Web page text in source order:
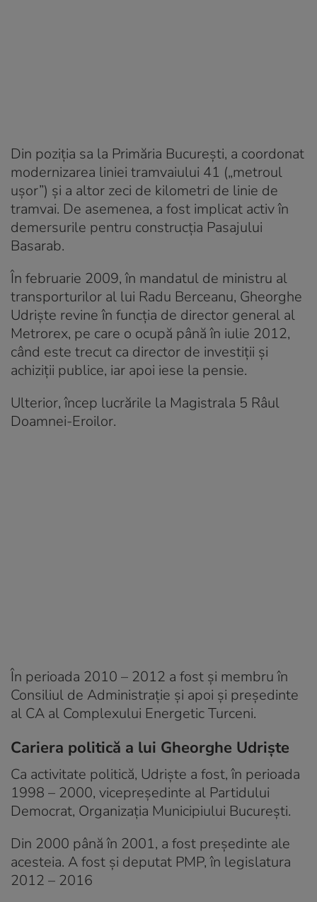
Din poziția sa la Primăria București, a coordonat
modernizarea liniei tramvaiului 41 („metroul
ușor”) și a altor zeci de kilometri de linie de
tramvai. De asemenea, a fost implicat activ în
demersurile pentru construcția Pasajului
Basarab.
În februarie 2009, în mandatul de ministru al
transporturilor al lui Radu Berceanu, Gheorghe
Udriște revine în funcția de director general al
Metrorex, pe care o ocupă până în iulie 2012,
când este trecut ca director de investiţii şi
achiziţii publice, iar apoi iese la pensie.
Ulterior, încep lucrările la Magistrala 5 Râul
Doamnei-Eroilor.
În perioada 2010 – 2012 a fost și membru în
Consiliul de Administrație și apoi şi preşedinte
al CA al Complexului Energetic Turceni.
Cariera politică a lui Gheorghe Udriște
Ca activitate politică, Udriște a fost, în perioada
1998 – 2000, vicepreședinte al Partidului
Democrat, Organizația Municipiului București.
Din 2000 până în 2001, a fost președinte ale
acesteia. A fost și deputat PMP, în legislatura
2012 – 2016